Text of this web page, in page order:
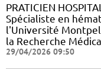
PRATICIEN
Spécialiste en
l'Université
la Recherche
29/04/2026 09:50